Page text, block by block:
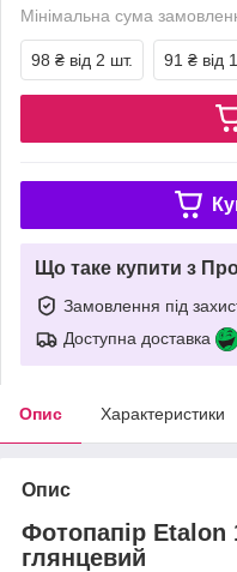
Мінімальна сума
98 ₴ від 2 шт. 91 ₴ від
Що таке купити з
Замовлення під
Доступна доставка
Опис Характеристики
Опис
Фотопапір Etalon
глянцевий